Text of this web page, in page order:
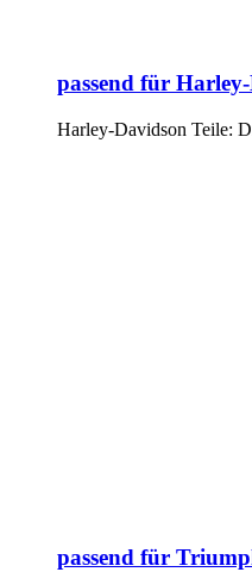
passend für
Harley-Davidson Teile:
passend für